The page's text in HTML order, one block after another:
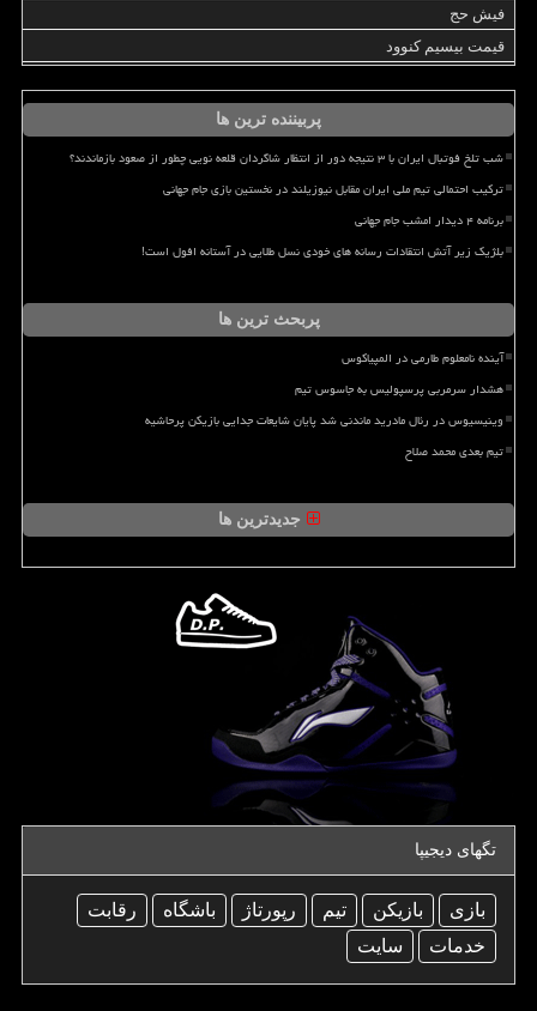
فیش حج
قیمت بیسیم کنوود
پربیننده ترین ها
شب تلخ فوتبال ایران با ۳ نتیجه دور از انتظار شاگردان قلعه نویی چطور از صعود بازماندند؟
ترکیب احتمالی تیم ملی ایران مقابل نیوزیلند در نخستین بازی جام جهانی
برنامه ۴ دیدار امشب جام جهانی
بلژیک زیر آتش انتقادات رسانه های خودی نسل طلایی در آستانه افول است!
پربحث ترین ها
آینده نامعلوم طارمی در المپیاکوس
هشدار سرمربی پرسپولیس به جاسوس تیم
وینیسیوس در رئال مادرید ماندنی شد پایان شایعات جدایی بازیکن پرحاشیه
تیم بعدی محمد صلاح
جدیدترین ها
تگهای دیجیپا
بازی بازیكن تیم رپورتاژ باشگاه
رقابت
خدمات
سایت